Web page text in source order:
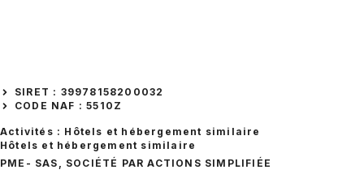
SIRET : 39978158200032
CODE NAF : 5510Z
Activités : Hôtels et hébergement similaire
Hôtels et hébergement similaire
PME - SAS, SOCIÉTÉ PAR ACTIONS SIMPLIFIÉE